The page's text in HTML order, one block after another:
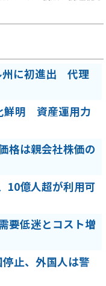
州に初進出 代理
鮮明 資産運用力
格は親会社株価の
10億人超が利用可
要低迷とコスト増
止、外国人は警